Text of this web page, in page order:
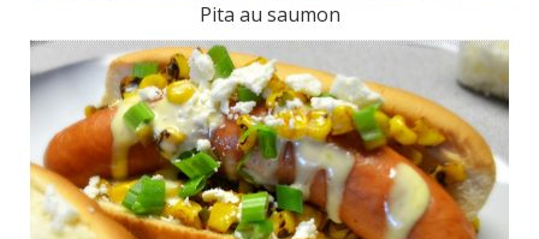
Pita au saumon